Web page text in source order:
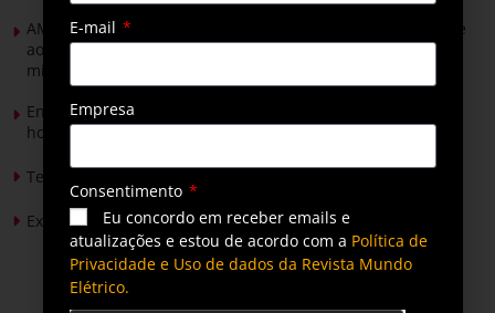
AMIG Brasil convida pré-candidatos ao Governo de Minas e
ao Senado para discutir propostas para os municípios
mineradores e afetados
Energia solar permitirá ampliar em 25% a produção de
hortaliças em projeto social no Tocantins
Tendências de Iluminação em 2026
Expansão da energia solar no Brasil
E-mail
Empresa
Consentimento
Eu concordo em receber emails e
atualizações e estou de acordo com a Política de
Privacidade e Uso de dados da Revista Mundo
Elétrico.